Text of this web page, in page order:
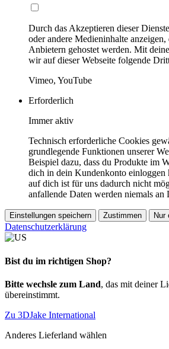
Durch das Akzeptieren dieser
oder andere Medieninhalte
Anbietern gehostet werden. Mit
wir auf dieser Webseite folgende
Vimeo, YouTube
Erforderlich
Immer aktiv
Technisch erforderliche Cookies
grundlegende Funktionen unserer
Beispiel dazu, dass du Produkte im
dich in dein Kundenkonto einloggen
auf dich ist für uns dadurch nicht
anfallende Daten werden niemals an
Einstellungen speichern Zustimmen Nur
Datenschutzerklärung
Bist du im richtigen Shop?
Bitte wechsle zum Land, das mit deiner
übereinstimmt.
Zu 3DJake International
Anderes Lieferland wählen